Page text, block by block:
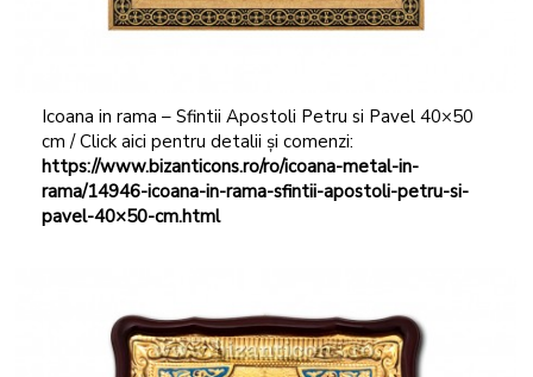
Icoana in rama – Sfintii Apostoli Petru si Pavel 40×50
cm / Click aici pentru detalii și comenzi:
https://www.bizanticons.ro/ro/icoana-metal-in-
rama/14946-icoana-in-rama-sfintii-apostoli-petru-si-
pavel-40×50-cm.html